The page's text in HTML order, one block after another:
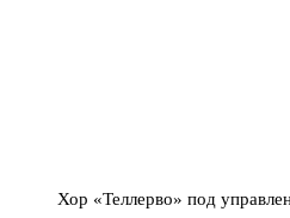
Хор «Теллерво» под